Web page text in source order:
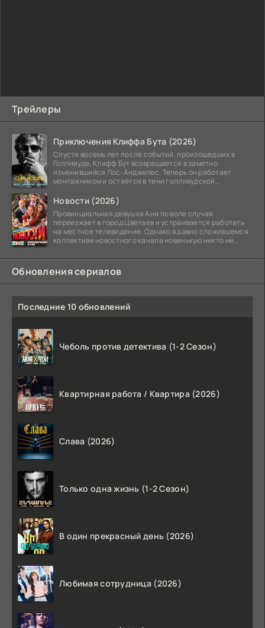
Трейлеры
Приключения Клиффа Бута (2026)
Спустя восемь лет после событий, произошедших в
Голливуде, Клифф Бут возвращается в заметно
изменившийся Лос-Анджелес. Теперь он работает
монтажником и остаётся в тени голливудской
Новости (2026)
Провинциальная девушка Аня по воле случая
переезжает в город Цветаев и устраивается работать
на местное телевидение. Однако в давно сложившемся
коллективе новостного канала новенькую никто не
Обновления сериалов
Последние 10 обновлений
Чеболь против детектива (1-2 Сезон)
Квартирная работа / Квартира (2026)
Слава (2026)
Только одна жизнь (1-2 Сезон)
В один прекрасный день (2026)
Любимая сотрудница (2026)